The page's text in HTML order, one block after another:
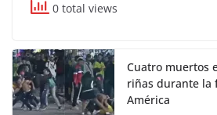
0 total views
Cuatro muertos
riñas durante la
América